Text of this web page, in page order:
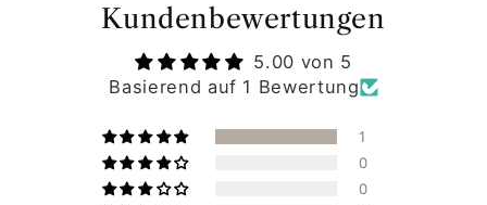
Kundenbewertungen
5.00 von 5
Basierend auf 1 Bewertung
1
0
0